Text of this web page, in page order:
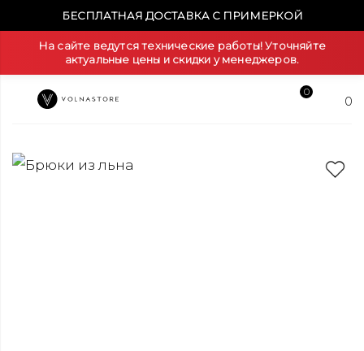
БЕСПЛАТНАЯ ДОСТАВКА С ПРИМЕРКОЙ
На сайте ведутся технические работы! Уточняйте
актуальные цены и скидки у менеджеров.
0
0